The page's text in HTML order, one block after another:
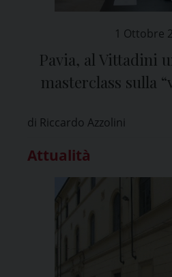
1 Ottobre
Pavia, al Vittadini
masterclass sulla
di Riccardo Azzolini
Attualità